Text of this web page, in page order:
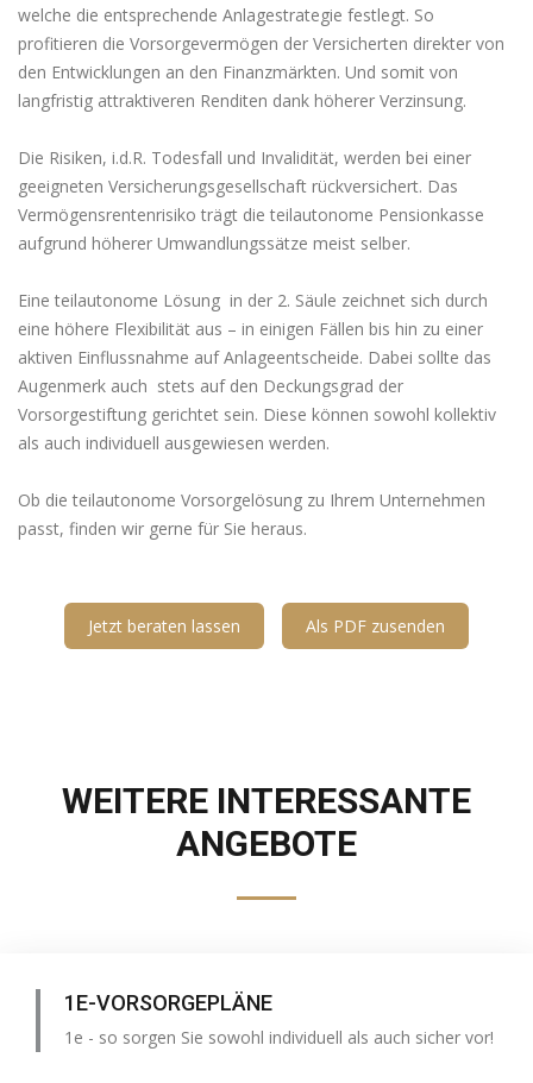
welche die entsprechende Anlagestrategie festlegt. So
profitieren die Vorsorgevermögen der Versicherten direkter von
den Entwicklungen an den Finanzmärkten. Und somit von
langfristig attraktiveren Renditen dank höherer Verzinsung.
Die Risiken, i.d.R. Todesfall und Invalidität, werden bei einer
geeigneten Versicherungsgesellschaft rückversichert. Das
Vermögensrentenrisiko trägt die teilautonome Pensionkasse
aufgrund höherer Umwandlungssätze meist selber.
Eine teilautonome Lösung in der 2. Säule zeichnet sich durch
eine höhere Flexibilität aus – in einigen Fällen bis hin zu einer
aktiven Einflussnahme auf Anlageentscheide. Dabei sollte das
Augenmerk auch stets auf den Deckungsgrad der
Vorsorgestiftung gerichtet sein. Diese können sowohl kollektiv
als auch individuell ausgewiesen werden.
Ob die teilautonome Vorsorgelösung zu Ihrem Unternehmen
passt, finden wir gerne für Sie heraus.
Jetzt beraten lassen Als PDF zusenden
WEITERE INTERESSANTE
ANGEBOTE
1E-VORSORGEPLÄNE
1e - so sorgen Sie sowohl individuell als auch sicher vor!